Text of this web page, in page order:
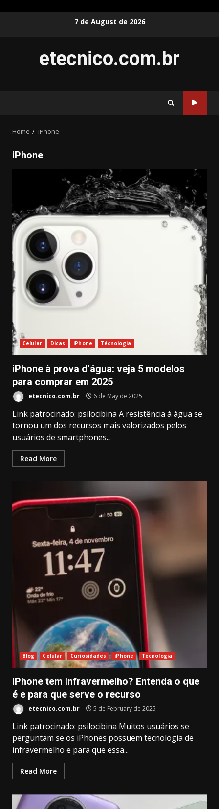
7 de August de 2026
etecnico.com.br
Home iPhone
iPhone
Celular Dicas iPhone Técnologia
iPhone à prova d’água: veja 5 modelos
para comprar em 2025
etecnico.com.br 6 de May de 2025
Link patrocinado: psilocibina A resistência à água se
tornou um dos recursos mais valorizados pelos
usuários de smartphones...
Read More
Blog Celular Curiosidades iPhone Técnologia
iPhone tem infravermelho? Entenda o que
é e para que serve o recurso
etecnico.com.br 5 de February de 2025
Link patrocinado: psilocibina Muitos usuários se
perguntam se os iPhones possuem tecnologia de
infravermelho e para que essa...
Read More